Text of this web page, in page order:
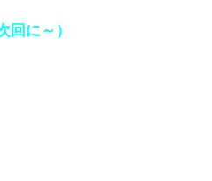
回に～）